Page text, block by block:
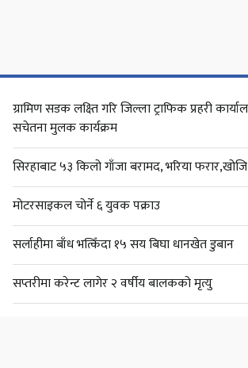
ग्रामिण सडक लक्ष्ति गरि जिल्ला ट्राफिक प्रहरी
सचेतना मुलक कार्यक्रम
सिरहाबाट ५३ किलो गाँजा बरामद, भरिया फरार,खोजि
मोटरसाइकल चोर्ने ६ युवक पक्राउ
सर्लाहीमा बाँध भत्किँदा १५ सय बिघा धानखेत डुबान
सप्तरीमा करेन्ट लागेर २ वर्षीय बालकको मृत्यु